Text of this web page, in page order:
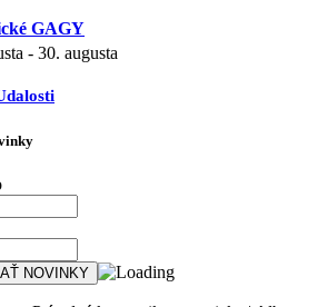
GAGY
- 30. augusta